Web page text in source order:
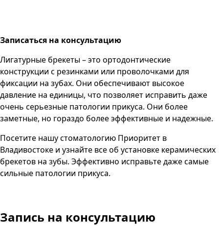
Записаться на консультацию
Лигатурные брекеты – это ортодонтические
конструкции с резинками или проволочками для
фиксации на зубах. Они обеспечивают высокое
давление на единицы, что позволяет исправить даже
очень серьезные патологии прикуса. Они более
заметные, но гораздо более эффективные и надежные.
Посетите нашу стоматологию Приоритет в
Владивостоке и узнайте все об установке керамических
брекетов на зубы. Эффективно исправьте даже самые
сильные патологии прикуса.
Запись на консультацию